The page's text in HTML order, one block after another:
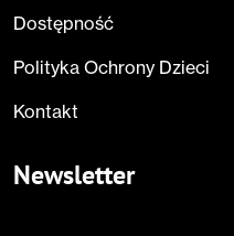
Dostępność
Polityka Ochrony Dzieci
Kontakt
Newsletter